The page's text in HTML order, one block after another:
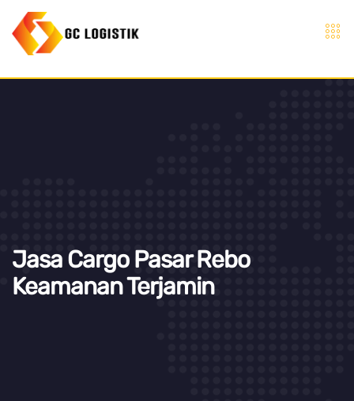
Jasa Cargo Pasar Rebo
Keamanan Terjamin